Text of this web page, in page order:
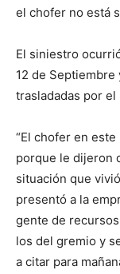
el chofer no está
El siniestro
12 de
trasladadas por el
“El chofer en
porque le dijeron
situación que
presentó a la
gente de
los del gremio y
a citar para